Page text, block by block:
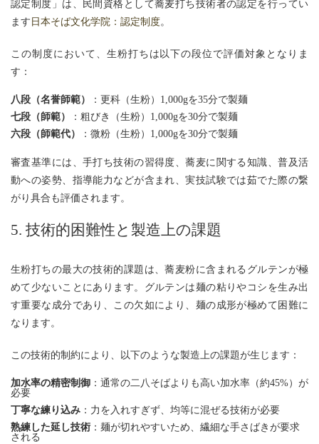
認定制度」は、民間資格として蕎麦打ち技術者の認定を行ってい
ます 日本そば文化学院：認定制度。
この制度において、生粉打ちは以下の段位で評価対象となりま
す：
八段（名誉師範）
：更科（生粉）1,000gを35分で製麺
七段（師範）
：粗びき（生粉）1,000gを30分で製麺
六段（師範代）
：微粉（生粉）1,000gを30分で製麺
審査基準には、手打ち技術の習得度、蕎麦に関する知識、普及活
動への姿勢、指導能力などが含まれ、実技試験では茹でた際の繋
がり具合も評価されます。
5. 技術的困難性と製造上の課題
生粉打ちの最大の技術的課題は、蕎麦粉に含まれるグルテンが極
めて少ないことにあります。グルテンは麺の粘りやコシを生み出
す重要な成分であり、この欠如により、麺の成形が極めて困難に
なります。
この技術的制約により、以下のような製造上の課題が生じます：
加水率の精密制御 ：通常の二八そばよりも高い加水率（約45%）が
必要
丁寧な練り込み ：力を入れすぎず、均等に混ぜる技術が必要
熟練した延し技術 ：麺が切れやすいため、繊細な手さばきが要求
される